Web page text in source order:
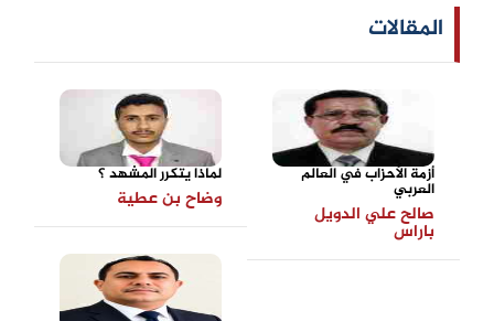
المقالات
أزمة الأحزاب في العالم
العربي
صالح علي الدويل
باراس
لماذا يتكرر المشهد ؟
وضاح بن عطية